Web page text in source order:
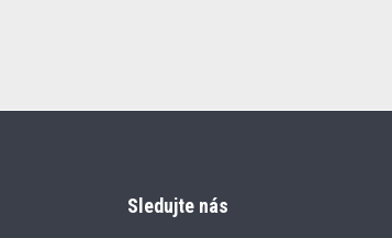
Sledujte nás